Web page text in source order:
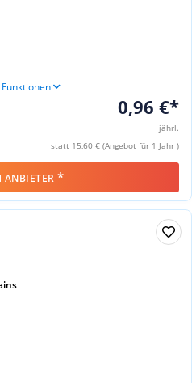
0,96 €*
jährl.
statt 15,60 € (Angebot für 1 Jahr )
ANBIETER *